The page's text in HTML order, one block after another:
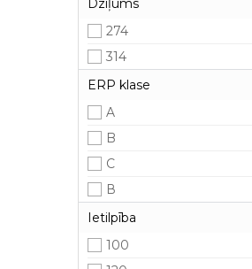
Dziļums
274
314
ERP klase
A
B
C
В
Ietilpība
100